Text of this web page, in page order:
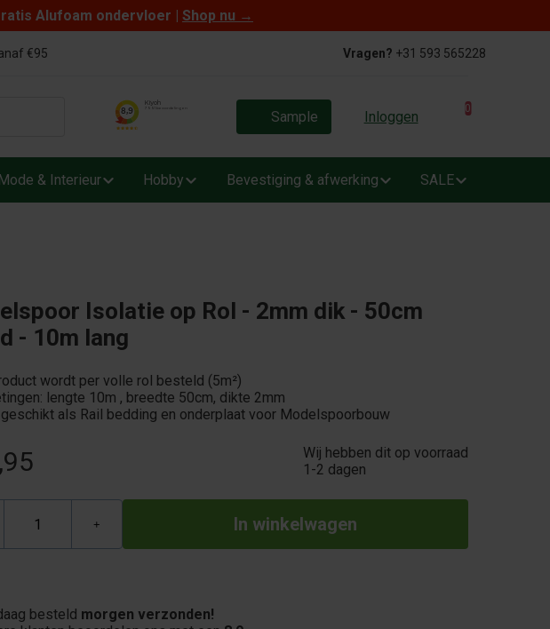
Alufoam ondervloer | Shop nu →
€95 Vragen? +31 593 565228
Sample Inloggen 0
Mode & Interieur Hobby Bevestiging & afwerking SALE
Isolatie op Rol - 2mm dik - 50cm
- 10m lang
wordt per volle rol besteld (5m²)
lengte 10m , breedte 50cm, dikte 2mm
als Rail bedding en onderplaat voor Modelspoorbouw
Wij hebben dit op voorraad
1-2 dagen
+
besteld morgen verzonden!